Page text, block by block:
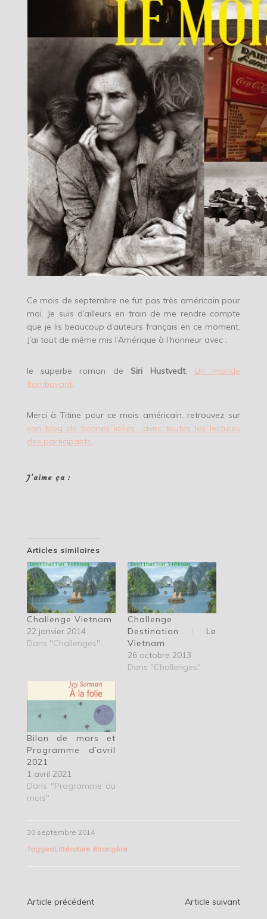
Ce mois de septembre ne fut pas très américain pour
moi. Je suis d’ailleurs en train de me rendre compte
que je lis beaucoup d’auteurs français en ce moment.
J’ai tout de même mis l’Amérique à l’honneur avec :
le superbe roman de Siri Hustvedt, Un monde
flamboyant.
Merci à Titine pour ce mois américain. retrouvez sur
son blog de bonnes idées avec toutes les lectures
des participants.
J’aime ça :
Articles similaires
Challenge Vietnam
22 janvier 2014
Dans "Challenges"
Challenge
Destination : Le
Vietnam
26 octobre 2013
Dans "Challenges"
Bilan de mars et
Programme d’avril
2021
1 avril 2021
Dans "Programme du
mois"
30 septembre 2014
TaggedLittérature étrangère
Navigation
Article précédent Article suivant